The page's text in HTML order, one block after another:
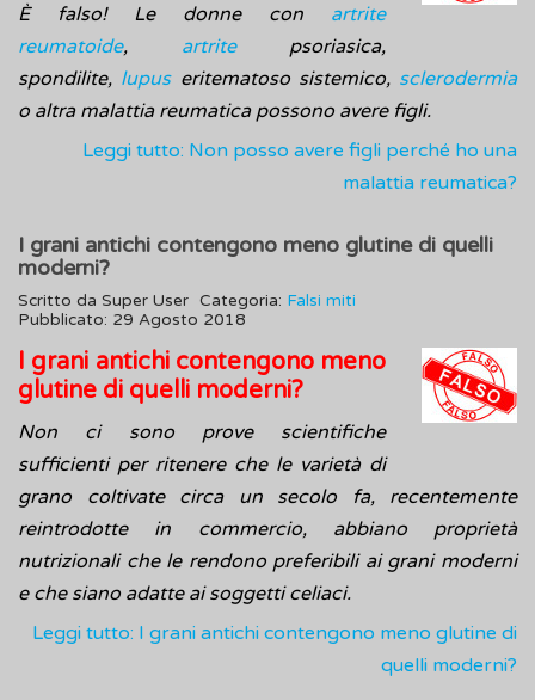
È falso! Le donne con artrite
reumatoide, artritepsoriasica,
spondilite, lupuseritematoso sistemico, sclerodermia
o altra malattia reumatica possono avere figli.
Leggi tutto: Non posso avere figli perché ho una
malattia reumatica?
I grani antichi contengono meno glutine di quelli
moderni?
Scritto da Super User Categoria: Falsi miti
Pubblicato: 29 Agosto 2018
I grani antichi contengono meno
glutine di quelli moderni?
Non ci sono prove scientifiche
sufficienti per ritenere che le varietà di
grano coltivate circa un secolo fa, recentemente
reintrodotte in commercio, abbiano proprietà
nutrizionali che le rendono preferibili ai grani moderni
e che siano adatte ai soggetti celiaci.
Leggi tutto: I grani antichi contengono meno glutine di
quelli moderni?